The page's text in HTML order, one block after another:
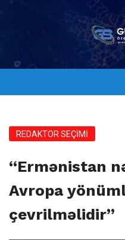
REDAKTOR SEÇİMİ
“Ermənistan
Avropa
çevrilməlidir”